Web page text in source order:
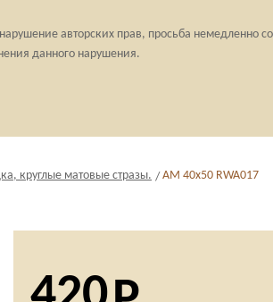
авторских прав, просьба немедленно
данного нарушения.
круглые матовые стразы. AM 40x50 RWA017